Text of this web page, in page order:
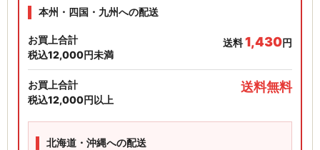
本州・四国・九州への配送
お買上合計
税込12,000円未満
送料1,430円
お買上合計
税込12,000円以上
送料無料
北海道・沖縄への配送